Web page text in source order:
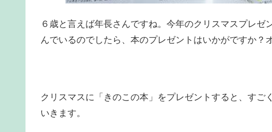
６歳と言えば年長さんですね。今年のクリスマスプレゼ
んでいるのでしたら、本のプレゼントはいかがですか？
クリスマスに「きのこの本」をプレゼントすると、すご
いきます。